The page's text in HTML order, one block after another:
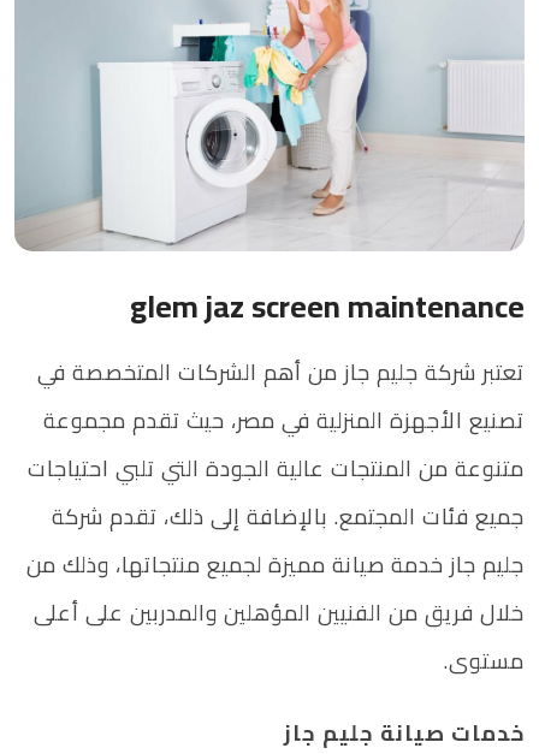
glem jaz screen maintenance
تعتبر شركة جليم جاز من أهم الشركات المتخصصة في
تصنيع الأجهزة المنزلية في مصر، حيث تقدم مجموعة
متنوعة من المنتجات عالية الجودة التي تلبي احتياجات
جميع فئات المجتمع. بالإضافة إلى ذلك، تقدم شركة
جليم جاز خدمة صيانة مميزة لجميع منتجاتها، وذلك من
خلال فريق من الفنيين المؤهلين والمدربين على أعلى
مستوى.
خدمات صيانة جليم جاز